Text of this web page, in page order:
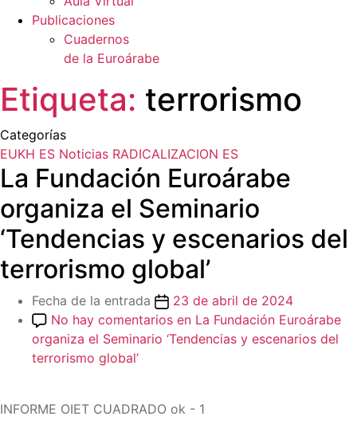
Publicaciones
Cuadernos
de la Euroárabe
Etiqueta: terrorismo
Categorías
EUKH ES Noticias RADICALIZACION ES
La Fundación Euroárabe
organiza el Seminario
‘Tendencias y escenarios del
terrorismo global’
Fecha de la entrada
23 de abril de 2024
No hay comentarios en La Fundación Euroárabe
organiza el Seminario ‘Tendencias y escenarios del
terrorismo global’
INFORME OIET CUADRADO ok - 1